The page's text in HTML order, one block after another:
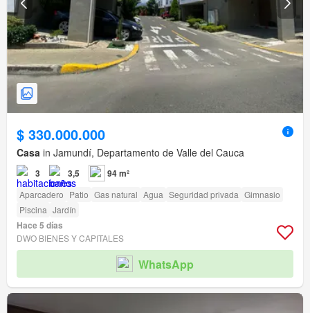
$ 330.000.000
Casa in Jamundí, Departamento de Valle del Cauca
3 3,5 94 m²
Aparcadero Patio Gas natural Agua Seguridad privada Gimnasio
Piscina Jardín
Hace 5 días
DWO BIENES Y CAPITALES
WhatsApp